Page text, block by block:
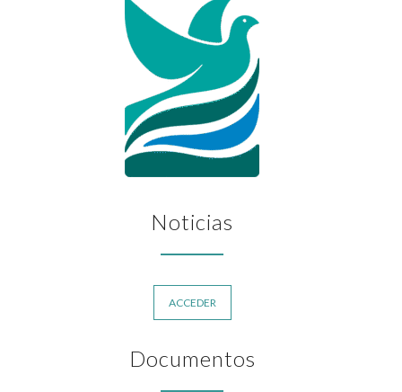
Noticias
ACCEDER
Documentos